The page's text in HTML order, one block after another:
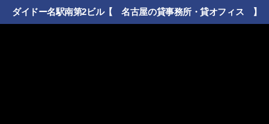
ダイドー名駅南第2ビル【 名古屋の貸事務所・貸オフィス 】